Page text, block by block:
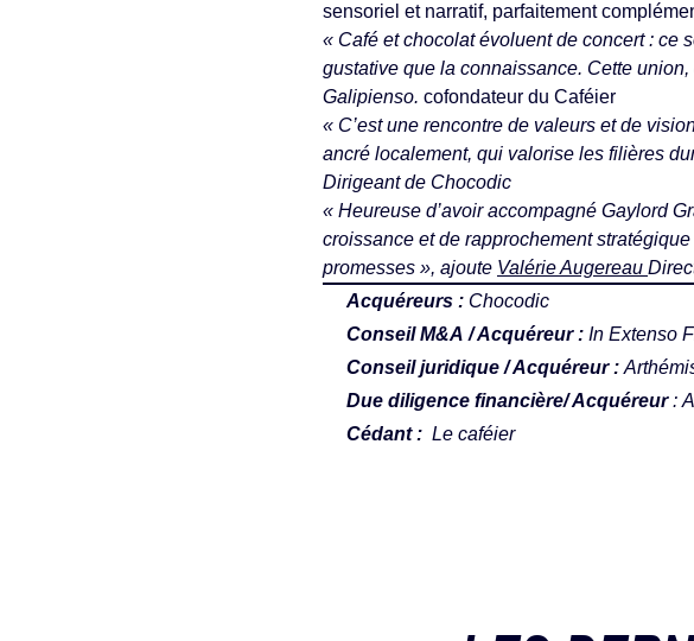
sensoriel et narratif, parfaitement
« Café et chocolat évoluent de concert : ce
gustative que la connaissance. Cette union,
Galipienso. cofondateur du Caféier
« C’est une rencontre de valeurs et de
ancré localement, qui valorise les filières
Dirigeant de Chocodic
« Heureuse d’avoir accompagné Gaylord
croissance et de rapprochement
promesses », ajoute Valérie Augereau
Acquéreurs : Chocodic
Conseil M&A / Acquéreur : In Extenso
Conseil juridique / Acquéreur :
Due diligence financière/ Acquéreur:
Cédant : Le caféier